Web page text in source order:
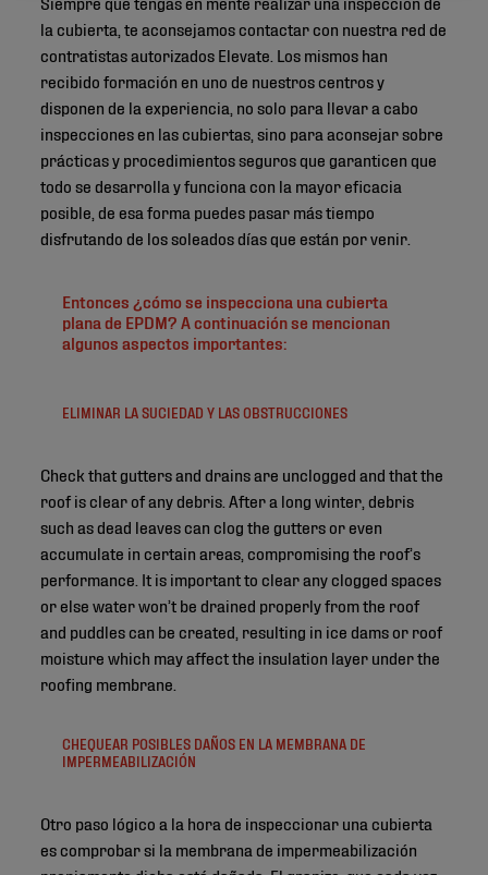
la cubierta, te aconsejamos contactar con nuestra red de
contratistas autorizados Elevate. Los mismos han
recibido formación en uno de nuestros centros y
disponen de la experiencia, no solo para llevar a cabo
inspecciones en las cubiertas, sino para aconsejar sobre
prácticas y procedimientos seguros que garanticen que
todo se desarrolla y funciona con la mayor eficacia
posible, de esa forma puedes pasar más tiempo
disfrutando de los soleados días que están por venir.
Entonces ¿cómo se inspecciona una cubierta
plana de EPDM? A continuación se mencionan
algunos aspectos importantes:
ELIMINAR LA SUCIEDAD Y LAS OBSTRUCCIONES
Check that gutters and drains are unclogged and that the
roof is clear of any debris. After a long winter, debris
such as dead leaves can clog the gutters or even
accumulate in certain areas, compromising the roof’s
performance. It is important to clear any clogged spaces
or else water won’t be drained properly from the roof
and puddles can be created, resulting in ice dams or roof
moisture which may affect the insulation layer under the
roofing membrane.
CHEQUEAR POSIBLES DAÑOS EN LA MEMBRANA DE
IMPERMEABILIZACIÓN
Otro paso lógico a la hora de inspeccionar una cubierta
es comprobar si la membrana de impermeabilización